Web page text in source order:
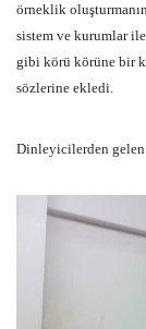
örneklik
sistem ve kurumlar ile
gibi körü körüne bir
sözlerine ekledi.
Dinleyicilerden gelen